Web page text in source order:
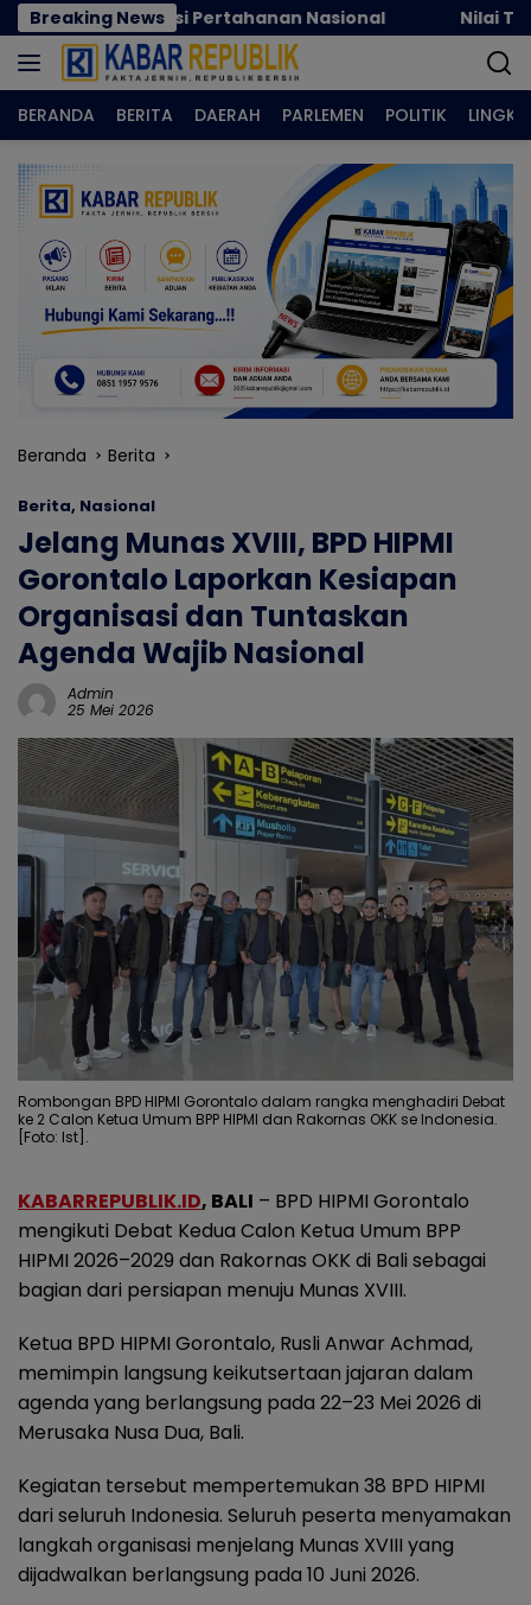
Langsung
ke
konten
Breaking News
Inovasi Pertahanan Nasional Nilai Tukar
BERANDA BERITA DAERAH PARLEMEN POLITIK
Beranda Berita
Berita, Nasional
Jelang Munas XVIII, BPD HIPMI
Gorontalo Laporkan Kesiapan
Organisasi dan Tuntaskan
Agenda Wajib Nasional
Admin
25 Mei 2026
Rombongan BPD HIPMI Gorontalo dalam rangka menghadiri Debat
ke 2 Calon Ketua Umum BPP HIPMI dan Rakornas OKK se Indonesia.
[Foto: Ist].
KABARREPUBLIK.ID, BALI – BPD HIPMI Gorontalo
mengikuti Debat Kedua Calon Ketua Umum BPP
HIPMI 2026–2029 dan Rakornas OKK di Bali sebagai
bagian dari persiapan menuju Munas XVIII.
Ketua BPD HIPMI Gorontalo, Rusli Anwar Achmad,
memimpin langsung keikutsertaan jajaran dalam
agenda yang berlangsung pada 22–23 Mei 2026 di
Merusaka Nusa Dua, Bali.
Kegiatan tersebut mempertemukan 38 BPD HIPMI
dari seluruh Indonesia. Seluruh peserta menyamakan
langkah organisasi menjelang Munas XVIII yang
dijadwalkan berlangsung pada 10 Juni 2026.